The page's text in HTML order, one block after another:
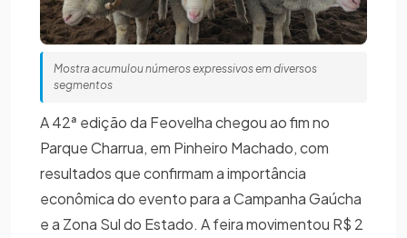
Mostra acumulou números expressivos em diversos
segmentos
A 42ª edição da Feovelha chegou ao fim no
Parque Charrua, em Pinheiro Machado, com
resultados que confirmam a importância
econômica do evento para a Campanha Gaúcha
e a Zona Sul do Estado. A feira movimentou R$ 2